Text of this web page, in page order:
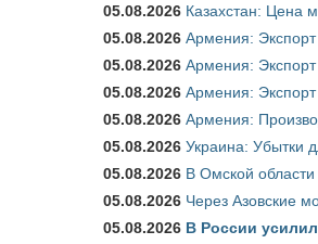
05.08.2026 Казахстан: Цена
05.08.2026 Армения:
05.08.2026 Армения:
05.08.2026 Армения:
05.08.2026 Армения:
05.08.2026 Украина: Убытки
05.08.2026 В Омской
05.08.2026 Через Азовские
05.08.2026 В России